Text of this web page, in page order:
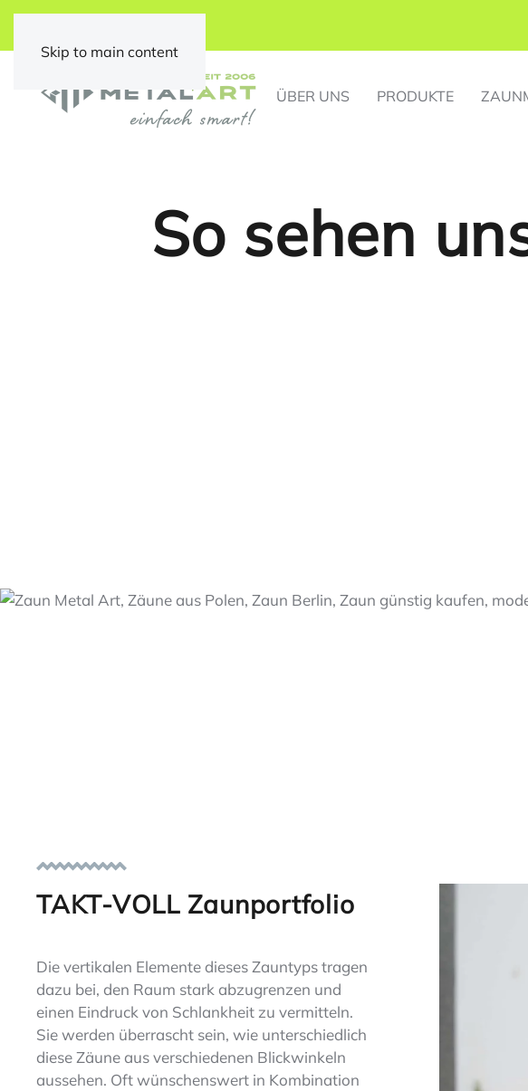
Skip to main content
ÜBER UNS PRODUKTE
So sehen
TAKT-VOLL Zaunportfolio
Die vertikalen Elemente dieses Zauntyps tragen
dazu bei, den Raum stark abzugrenzen und
einen Eindruck von Schlankheit zu vermitteln.
Sie werden überrascht sein, wie unterschiedlich
diese Zäune aus verschiedenen Blickwinkeln
aussehen. Oft wünschenswert in Kombination